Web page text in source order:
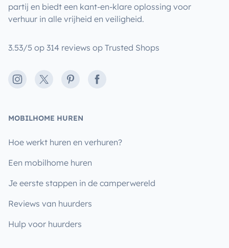
partij en biedt een kant-en-klare oplossing voor
verhuur in alle vrijheid en veiligheid.
3.53/5 op 314 reviews op Trusted Shops
Instagram
X PinterestFacebook
MOBILHOME HUREN
Hoe werkt huren en verhuren?
Een mobilhome huren
Je eerste stappen in de camperwereld
Reviews van huurders
Hulp voor huurders